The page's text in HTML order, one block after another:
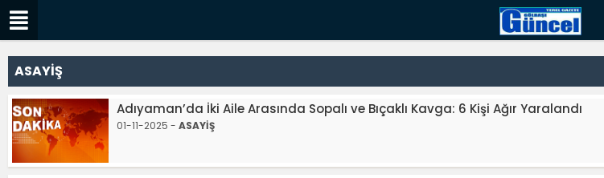
ASAYİŞ
Adıyaman’da İki Aile Arasında Sopalı ve Bıçaklı Kavga: 6 Kişi Ağır Yaralandı
01-11-2025 - ASAYİŞ